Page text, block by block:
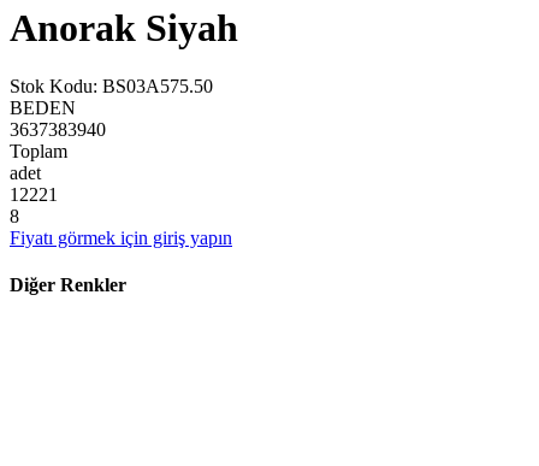
Anorak Siyah
Stok Kodu: BS03A575.50
BEDEN
3637383940
Toplam
adet
1 2221
8
Fiyatı görmek için giriş yapın
Diğer Renkler